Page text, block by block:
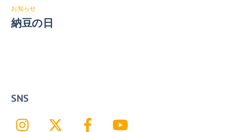
お知らせ
納豆の日
SNS
Instagram Facebook